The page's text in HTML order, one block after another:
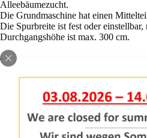
Alleebäumezucht.
Die Grundmaschine hat einen
Die Spurbreite ist fest oder
Durchgangshöhe ist max. 300 cm.
Kapazität: 8/10 ha pro Tag
Die Maschine kann mit vielen
Anbaugeräte: Spritze zur
LVS-System, Kultivatoren/
Seitenlichter, Düngerstreuer,